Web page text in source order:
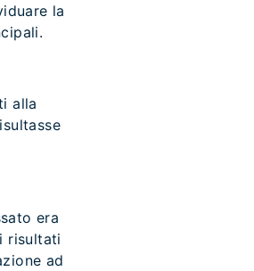
la
alla
era
risultati
ad